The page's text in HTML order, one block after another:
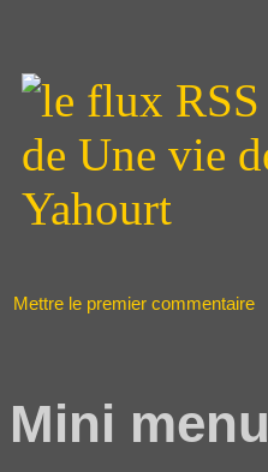
Mettre le premier commentaire
Mini menu